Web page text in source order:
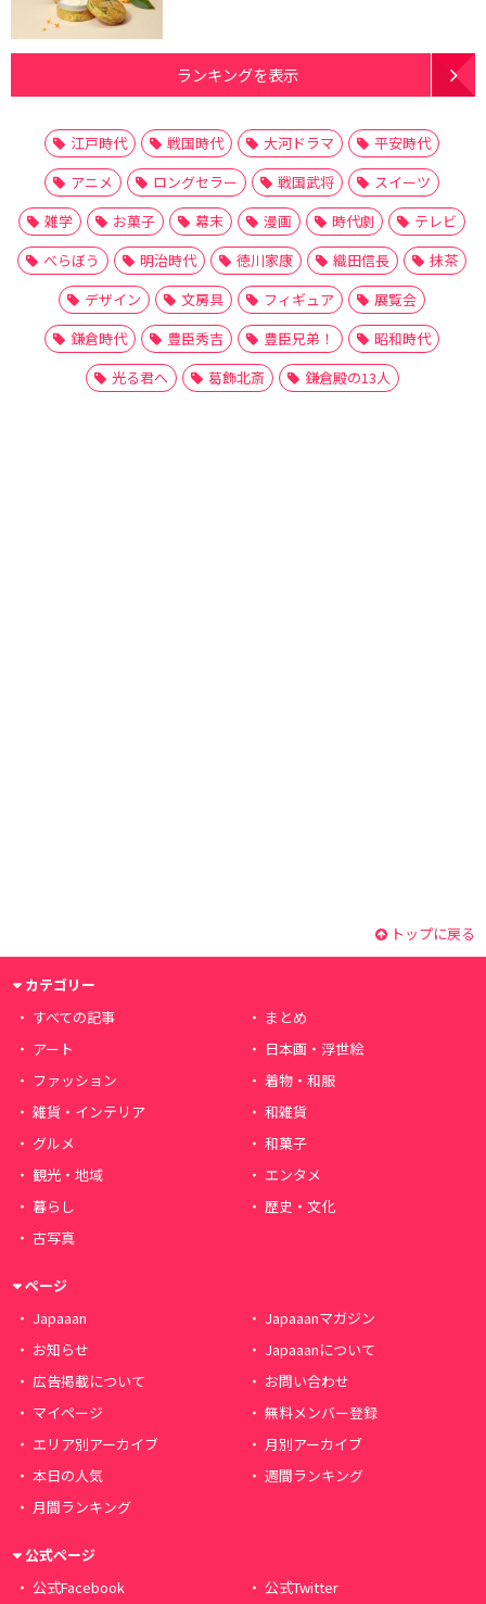
ランキングを表示
江戸時代 戦国時代 大河ドラマ
平安時代
アニメ
ロングセラー 戦国武将
スイーツ
雑学
お菓子 幕末 漫画 時代劇
テレビ
べらぼう
明治時代 徳川家康 織田信長
抹茶
デザイン
文房具 フィギュア
展覧会
鎌倉時代
豊臣秀吉 豊臣兄弟！
昭和時代
光る君へ
葛飾北斎 鎌倉殿の13人
トップに戻る
カテゴリー
すべての記事
まとめ
アート
日本画・浮世絵
ファッション
着物・和服
雑貨・インテリア
和雑貨
グルメ
和菓子
観光・地域
エンタメ
暮らし
歴史・文化
古写真
ページ
Japaaan
Japaaanマガジン
お知らせ
Japaaanについて
広告掲載について
お問い合わせ
マイページ
無料メンバー登録
エリア別アーカイブ
月別アーカイブ
本日の人気
週間ランキング
月間ランキング
公式ページ
公式Facebook
公式Twitter